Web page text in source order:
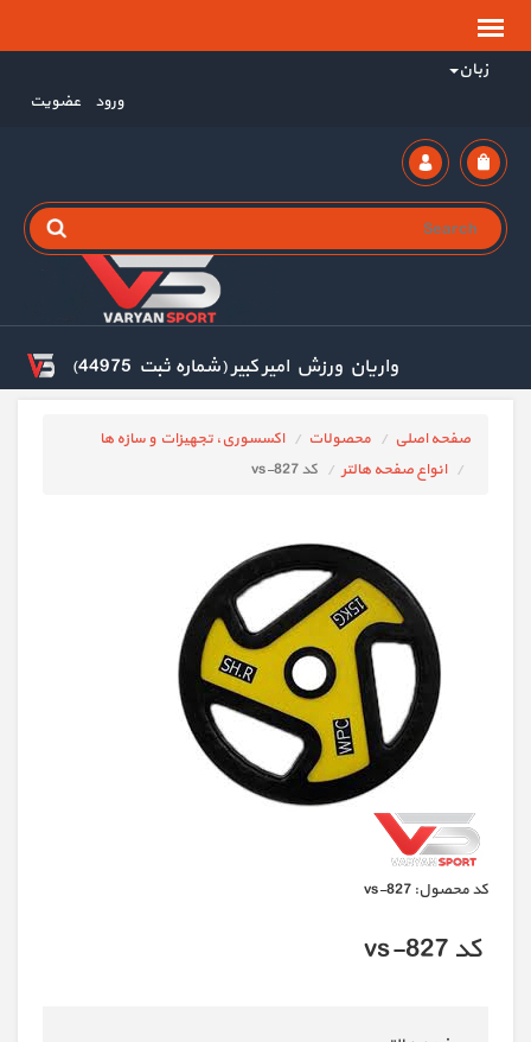
زبان
ورود عضویت
واریان ورزش امیر کبیر (شماره ثبت 44975)
صفحه اصلی محصولات
اکسسوری، تجهیزات و سازه ها
انواع صفحه هالتر
کد vs-827
كد محصول: vs-827
کد vs-827